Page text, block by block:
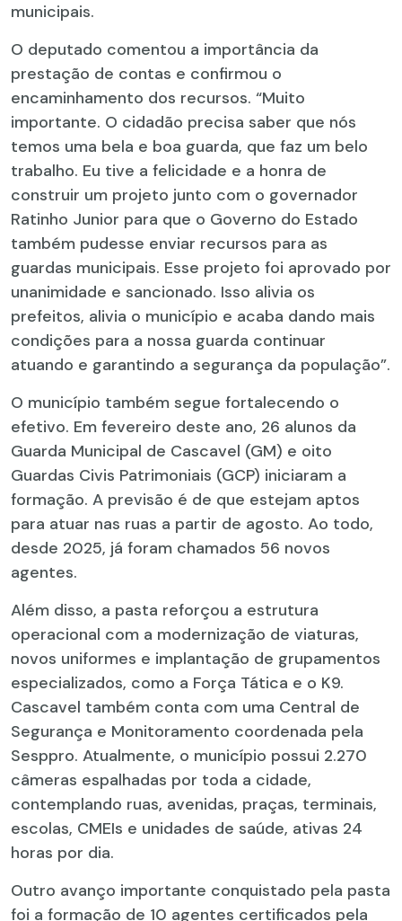
municipais.
O deputado comentou a importância da
prestação de contas e confirmou o
encaminhamento dos recursos. “Muito
importante. O cidadão precisa saber que nós
temos uma bela e boa guarda, que faz um belo
trabalho. Eu tive a felicidade e a honra de
construir um projeto junto com o governador
Ratinho Junior para que o Governo do Estado
também pudesse enviar recursos para as
guardas municipais. Esse projeto foi aprovado por
unanimidade e sancionado. Isso alivia os
prefeitos, alivia o município e acaba dando mais
condições para a nossa guarda continuar
atuando e garantindo a segurança da população”.
O município também segue fortalecendo o
efetivo. Em fevereiro deste ano, 26 alunos da
Guarda Municipal de Cascavel (GM) e oito
Guardas Civis Patrimoniais (GCP) iniciaram a
formação. A previsão é de que estejam aptos
para atuar nas ruas a partir de agosto. Ao todo,
desde 2025, já foram chamados 56 novos
agentes.
Além disso, a pasta reforçou a estrutura
operacional com a modernização de viaturas,
novos uniformes e implantação de grupamentos
especializados, como a Força Tática e o K9.
Cascavel também conta com uma Central de
Segurança e Monitoramento coordenada pela
Sesppro. Atualmente, o município possui 2.270
câmeras espalhadas por toda a cidade,
contemplando ruas, avenidas, praças, terminais,
escolas, CMEIs e unidades de saúde, ativas 24
horas por dia.
Outro avanço importante conquistado pela pasta
foi a formação de 10 agentes certificados pela